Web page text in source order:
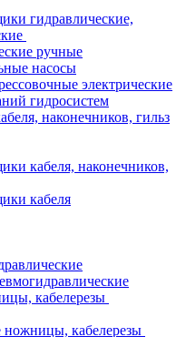
гидравлические,
ручные
насосы
электрические
гидросистем
наконечников, гильз
кабеля, наконечников,
кабеля
кабелерезы
ножницы, кабелерезы